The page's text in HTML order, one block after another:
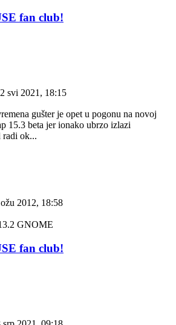
fan club!
svi 2021, 18:15
gušter je opet u pogonu na novoj
15.3 beta jer ionako ubrzo izlazi
radi ok...
2012, 18:58
GNOME
fan club!